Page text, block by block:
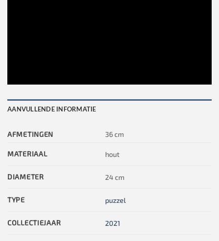
AANVULLENDE INFORMATIE
AFMETINGEN 36 cm
MATERIAAL hout
DIAMETER 24 cm
TYPE puzzel
COLLECTIEJAAR 2021